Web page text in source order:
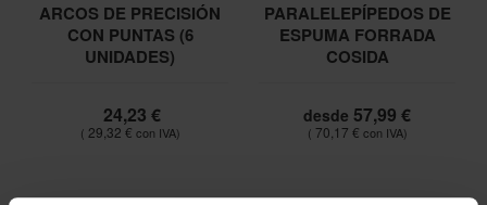
ARCOS DE PRECISIÓN
CON PUNTAS (6
UNIDADES)
24,23 €
29,32 €
PARALELEPÍPEDOS DE
ESPUMA FORRADA
COSIDA
desde 57,99 €
70,17 €